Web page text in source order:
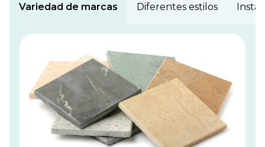
Variedad de marcas Diferentes estilos